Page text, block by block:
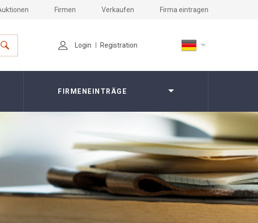
Firmen Verkaufen Firma eintragen
Login Registration
FIRMENEINTRÄGE